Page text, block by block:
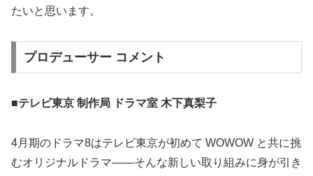
たいと思います。
プロデューサー コメント
■テレビ東京 制作局 ドラマ室 木下真梨子
4月期のドラマ8はテレビ東京が初めて WOWOW と共に挑
むオリジナルドラマ――そんな新しい取り組みに身が引き